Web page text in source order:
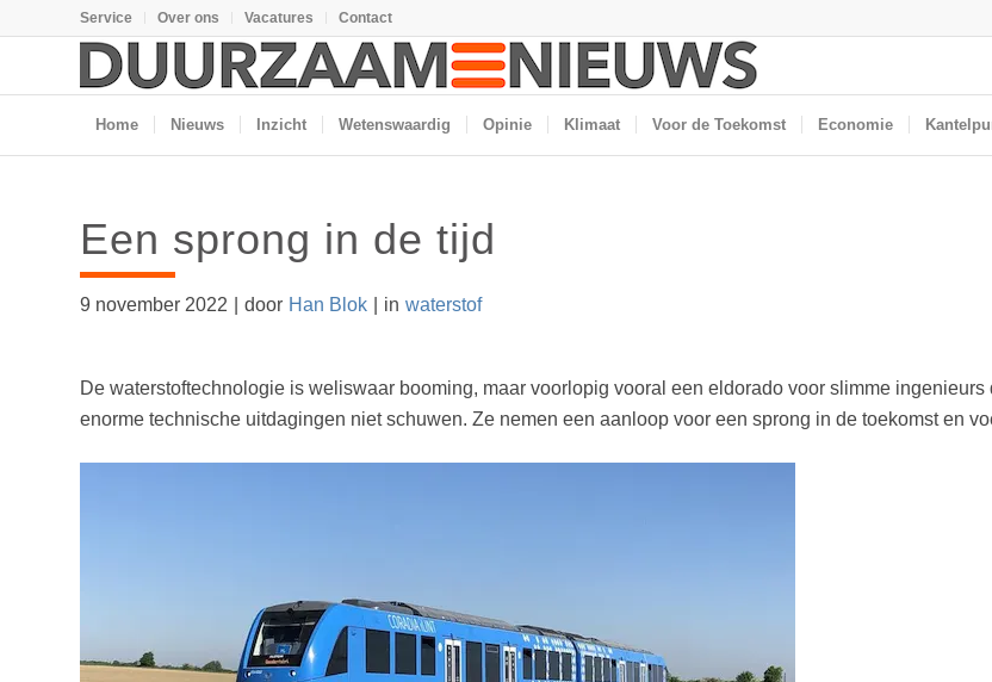
Service Over ons Vacatures Contact
Home Nieuws Inzicht Wetenswaardig Opinie Klimaat Voor de Toekomst Economie
Een sprong in de tijd
9 november 2022 door Han Blok in waterstof
De waterstoftechnologie is weliswaar booming, maar voorlopig vooral een eldorado voor slimme
enorme technische uitdagingen niet schuwen. Ze nemen een aanloop voor een sprong in de toekomst en